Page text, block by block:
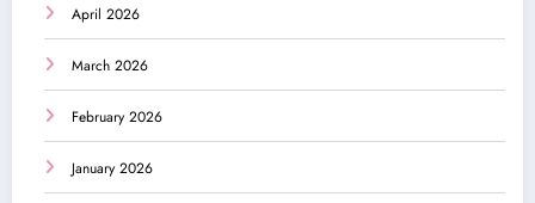
April 2026
March 2026
February 2026
January 2026